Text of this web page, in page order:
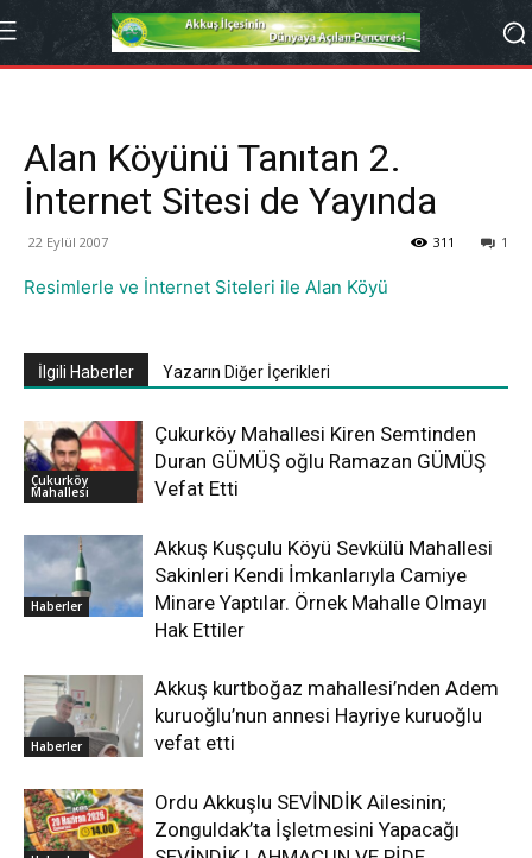
Alan Köyünü Tanıtan 2.
İnternet Sitesi de Yayında
22 Eylül 2007 1
311
Resimlerle ve İnternet Siteleri ile Alan Köyü
İlgili Haberler Yazarın Diğer İçerikleri
Çukurköy
Mahallesi
Çukurköy Mahallesi Kiren Semtinden
Duran GÜMÜŞ oğlu Ramazan GÜMÜŞ
Vefat Etti
Haberler
Akkuş Kuşçulu Köyü Sevkülü Mahallesi
Sakinleri Kendi İmkanlarıyla Camiye
Minare Yaptılar. Örnek Mahalle Olmayı
Hak Ettiler
Haberler
Akkuş kurtboğaz mahallesi’nden Adem
kuruoğlu’nun annesi Hayriye kuruoğlu
vefat etti
Ordu Akkuşlu SEVİNDİK Ailesinin;
Zonguldak’ta İşletmesini Yapacağı